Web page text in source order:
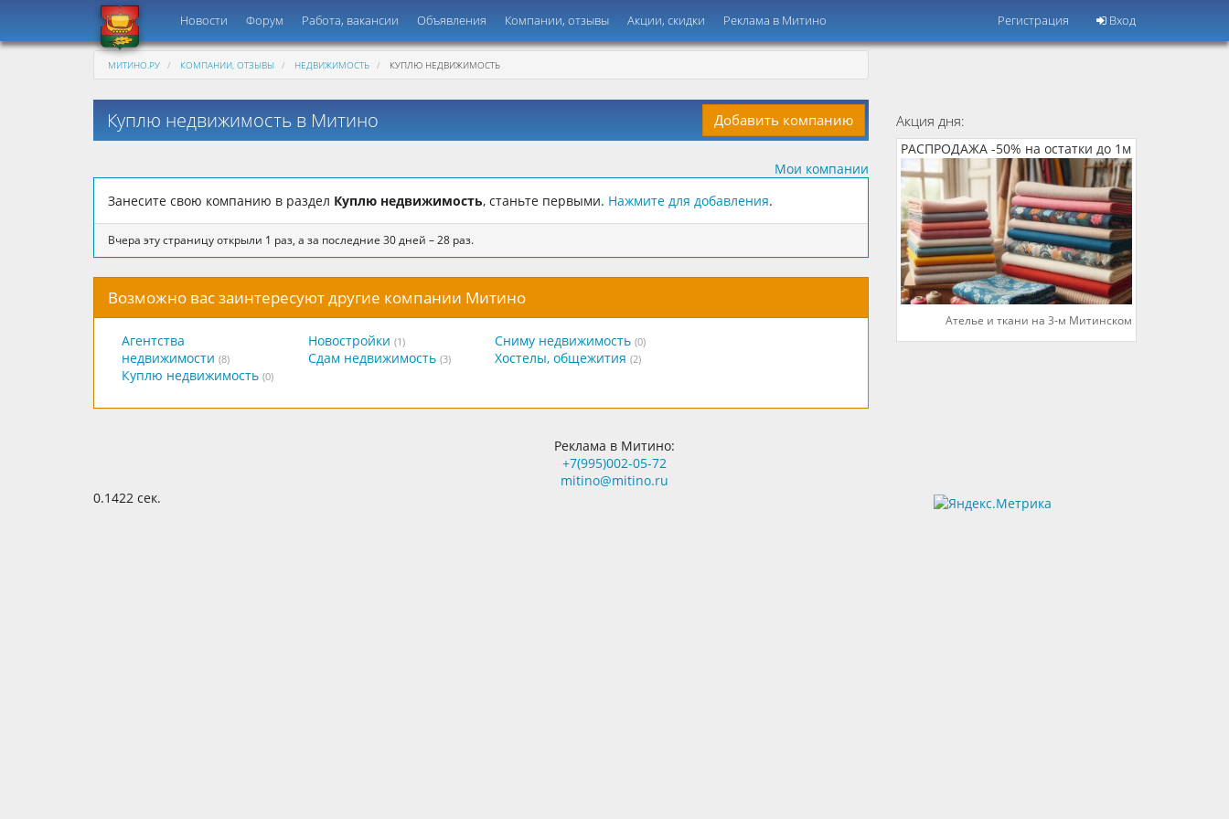
Регистрация Вход
Новости Форум Работа, вакансии Объявления Компании, отзывы Акции, скидки Реклама в Митино
МИТИНО.РУ КОМПАНИИ, ОТЗЫВЫ НЕДВИЖИМОСТЬ КУПЛЮ НЕДВИЖИМОСТЬ
Куплю недвижимость в Митино Добавить компанию
Мои компании
Занесите свою компанию в раздел Куплю недвижимость, станьте первыми. Нажмите для добавления.
Вчера эту страницу открыли 1 раз, а за последние 30 дней – 28 раз.
Возможно вас заинтересуют другие компании Митино
Агентства
недвижимости (8)
Куплю недвижимость (0)
Новостройки (1)
Сдам недвижимость (3)
Сниму недвижимость (0)
Хостелы, общежития (2)
Акция дня:
РАСПРОДАЖА -50% на остатки до 1м
Ателье и ткани на 3-м Митинском
Реклама в Митино:
+7(995)002-05-72
mitino@mitino.ru
0.1422 сек.